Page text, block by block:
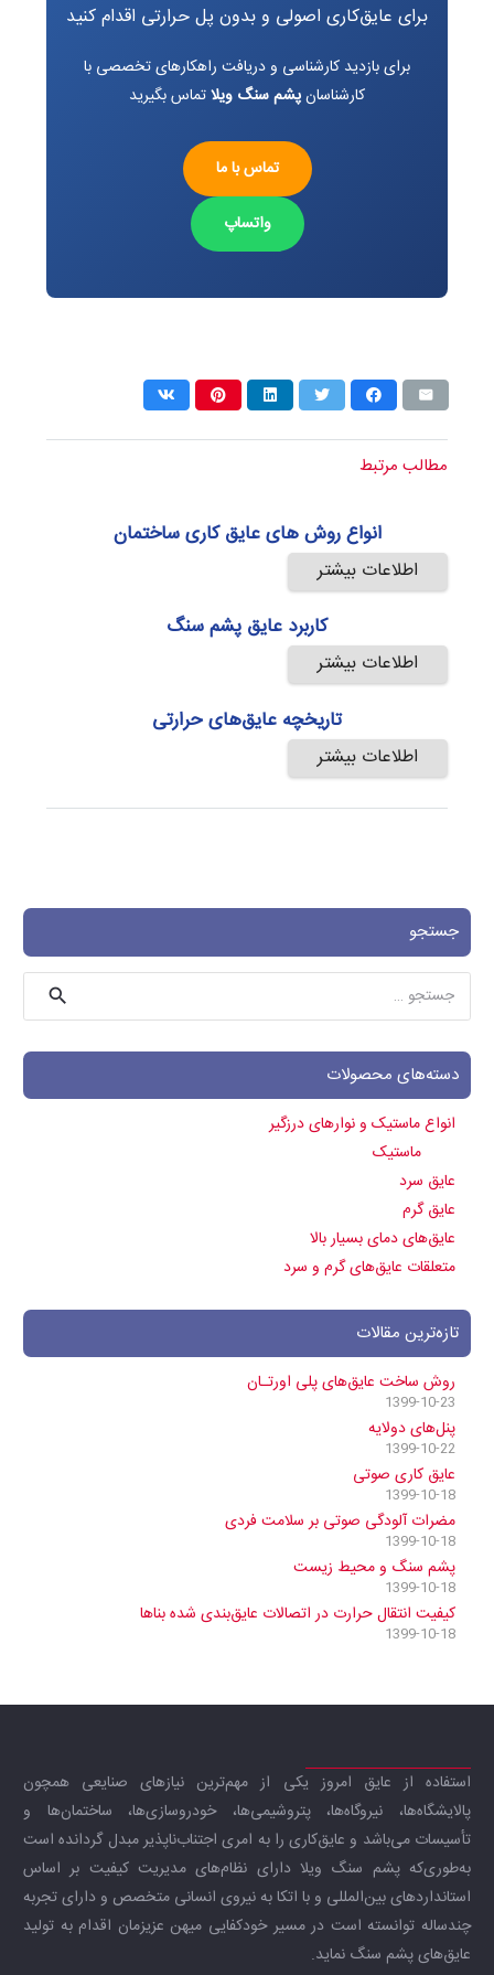
برای عایق‌کاری اصولی و بدون پل حرارتی اقدام کنید
برای بازدید کارشناسی و دریافت راهکارهای تخصصی با
کارشناسانپشم سنگ ویلاتماس بگیرید
تماس با ما
واتساپ
مطالب مرتبط
انواع روش های عایق کاری ساختمان
اطلاعات بیشتر
کاربرد عایق پشم سنگ
اطلاعات بیشتر
تاریخچه عایق‌های حرارتی
اطلاعات بیشتر
جستجو
جستجو
برای:
دسته‌های محصولات
انواع ماستیک و نوارهای درزگیر
ماستیک
عایق سرد
عایق گرم
عایق‌های دمای بسیار بالا
متعلقات عایق‌های گرم و سرد
تازه‌ترین مقالات
روش ساخت عایق‌های پلی اورتـان
1399-10-23
پنل‌های دولایه
1399-10-22
عایق کاری صوتی
1399-10-18
مضرات آلودگی صوتی بر سلامت فردی
1399-10-18
پشم سنگ و محیط زیست
1399-10-18
کیفیت انتقال حرارت در اتصالات عایق‌بندی شده بناها
1399-10-18
استفاده از عایق امروز یکی از مهم‌ترین نیازهای صنایعی همچون
پالایشگاه‌ها، نیروگاه‌ها، پتروشیمی‌ها، خودروسازی‌ها، ساختمان‌ها و
تأسیسات می‌باشد و عایق‌کاری را به امری اجتناب‌ناپذیر مبدل گردانده است
به‌طوری‌که پشم سنگ ویلا دارای نظام‌های مدیریت کیفیت بر اساس
استانداردهای بین‌المللی و با اتکا به نیروی انسانی متخصص و دارای تجربه
چندساله توانسته است در مسیر خودکفایی میهن عزیزمان اقدام به تولید
عایق‌های پشم سنگ نماید.